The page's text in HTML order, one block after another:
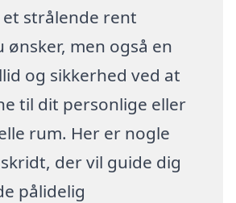
strålende rent
ønsker, men også en
og sikkerhed ved at
til dit personlige eller
rum. Her er nogle
der vil guide dig
pålidelig